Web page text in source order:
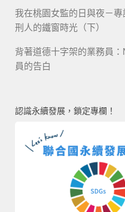
我在桃園女監的日與夜－
刑人的鐵窗時光（下）
背著道德十字架的業務員
員的告白
認識永續發展，鎖定專欄！